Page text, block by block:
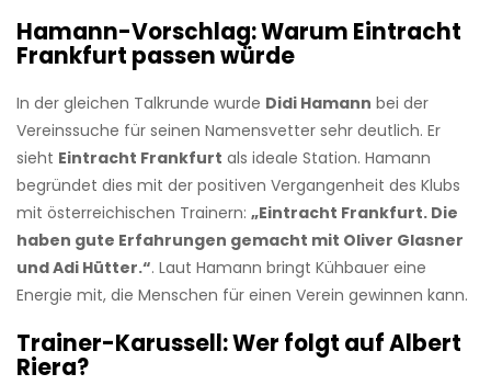
Hamann-Vorschlag: Warum Eintracht
Frankfurt passen würde
In der gleichen Talkrunde wurde Didi Hamann bei der
Vereinssuche für seinen Namensvetter sehr deutlich. Er
sieht Eintracht Frankfurt als ideale Station. Hamann
begründet dies mit der positiven Vergangenheit des Klubs
mit österreichischen Trainern: „Eintracht Frankfurt. Die
haben gute Erfahrungen gemacht mit Oliver Glasner
und Adi Hütter.“. Laut Hamann bringt Kühbauer eine
Energie mit, die Menschen für einen Verein gewinnen kann.
Trainer-Karussell: Wer folgt auf Albert
Riera?